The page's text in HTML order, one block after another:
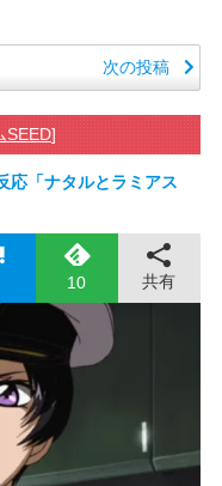
次の投稿
SEED]
応「ナタルとラミアス
10 共有